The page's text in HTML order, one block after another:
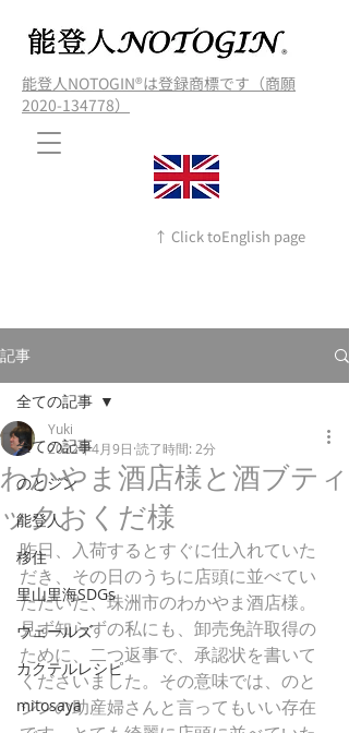
能登人NOTOGIN®️は登録商標です（商願
2020-134778）
↑ Click toEnglish page
記事
全ての記事
のとジン
能登人
移住
里山里海SDGs
ウェールズ
カクテルレシピ
mitosaya
全ての記事
わかやま酒店様と酒ブティ
ックおくだ様
Yuki
2022年4月9日 読了時間: 2分
昨日、入荷するとすぐに仕入れていた
だき、その日のうちに店頭に並べてい
ただいた、珠洲市のわかやま酒店様。
見ず知らずの私にも、卸売免許取得の
ために、二つ返事で、承認状を書いて
くださいました。その意味では、のと
ジンの助産婦さんと言ってもいい存在